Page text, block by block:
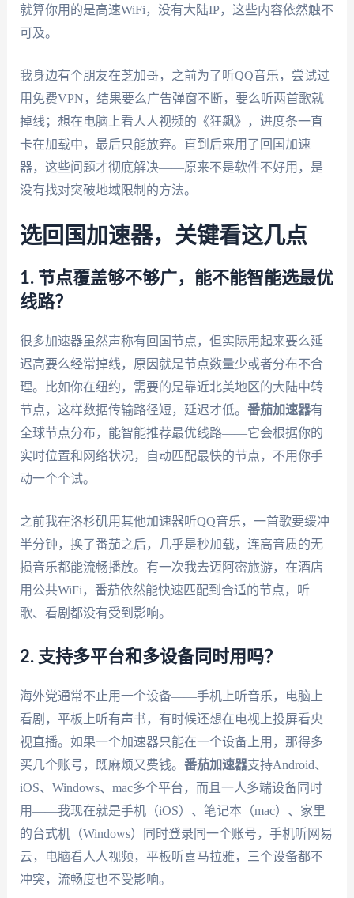
就算你用的是高速WiFi，没有大陆IP，这些内容依然触不
可及。
我身边有个朋友在芝加哥，之前为了听QQ音乐，尝试过
用免费VPN，结果要么广告弹窗不断，要么听两首歌就
掉线；想在电脑上看人人视频的《狂飙》，进度条一直
卡在加载中，最后只能放弃。直到后来用了回国加速
器，这些问题才彻底解决——原来不是软件不好用，是
没有找对突破地域限制的方法。
选回国加速器，关键看这几点
1. 节点覆盖够不够广，能不能智能选最优
线路？
很多加速器虽然声称有回国节点，但实际用起来要么延
迟高要么经常掉线，原因就是节点数量少或者分布不合
理。比如你在纽约，需要的是靠近北美地区的大陆中转
节点，这样数据传输路径短，延迟才低。 番茄加速器有
全球节点分布，能智能推荐最优线路——它会根据你的
实时位置和网络状况，自动匹配最快的节点，不用你手
动一个个试。
之前我在洛杉矶用其他加速器听QQ音乐，一首歌要缓冲
半分钟，换了番茄之后，几乎是秒加载，连高音质的无
损音乐都能流畅播放。有一次我去迈阿密旅游，在酒店
用公共WiFi，番茄依然能快速匹配到合适的节点，听
歌、看剧都没有受到影响。
2. 支持多平台和多设备同时用吗？
海外党通常不止用一个设备——手机上听音乐，电脑上
看剧，平板上听有声书，有时候还想在电视上投屏看央
视直播。如果一个加速器只能在一个设备上用，那得多
买几个账号，既麻烦又费钱。 番茄加速器支持Android、
iOS、Windows、mac多个平台，而且一人多端设备同时
用——我现在就是手机（iOS）、笔记本（mac）、家里
的台式机（Windows）同时登录同一个账号，手机听网易
云，电脑看人人视频，平板听喜马拉雅，三个设备都不
冲突，流畅度也不受影响。